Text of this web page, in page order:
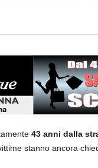
43 anni dalla
stanno ancora